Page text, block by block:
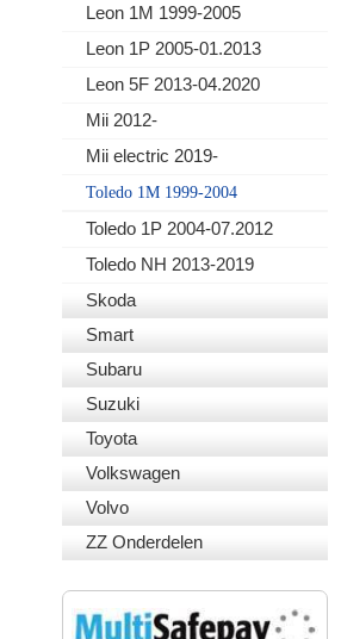
Leon 1M 1999-2005
Leon 1P 2005-01.2013
Leon 5F 2013-04.2020
Mii 2012-
Mii electric 2019-
Toledo 1M 1999-2004
Toledo 1P 2004-07.2012
Toledo NH 2013-2019
Skoda
Smart
Subaru
Suzuki
Toyota
Volkswagen
Volvo
ZZ Onderdelen